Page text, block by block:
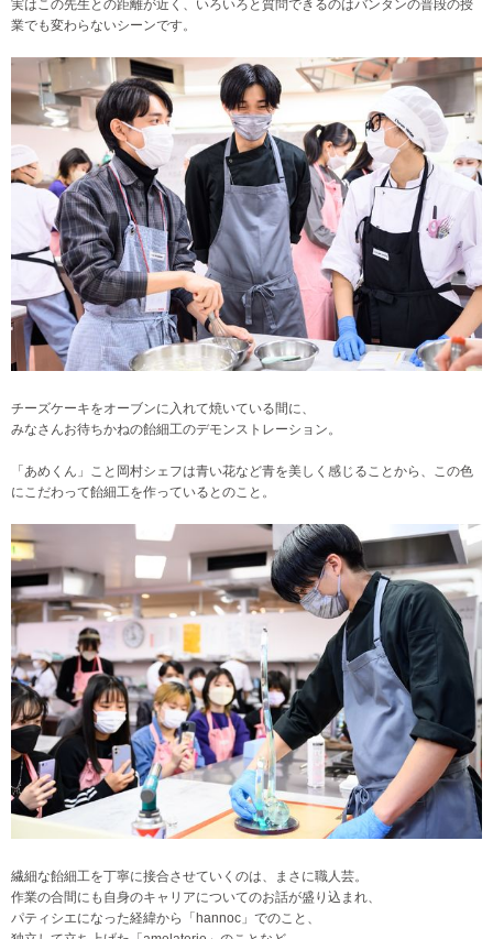
実はこの先生との距離が近く、いろいろと質問できるのはバンタンの普段の授
業でも変わらないシーンです。
チーズケーキをオーブンに入れて焼いている間に、
みなさんお待ちかねの飴細工のデモンストレーション。
「あめくん」こと岡村シェフは青い花など青を美しく感じることから、この色
にこだわって飴細工を作っているとのこと。
繊細な飴細工を丁寧に接合させていくのは、まさに職人芸。
作業の合間にも自身のキャリアについてのお話が盛り込まれ、
パティシエになった経緯から「hannoc」でのこと、